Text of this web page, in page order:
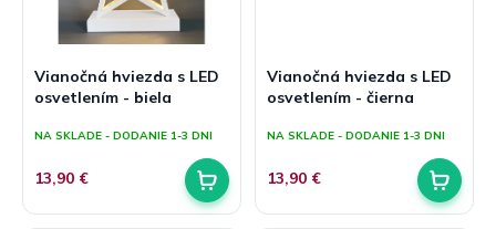
Vianočná hviezda s LED
osvetlením - biela
NA SKLADE - DODANIE 1-3 DNI
13,90 €
Vianočná hviezda s LED
osvetlením - čierna
NA SKLADE - DODANIE 1-3 DNI
13,90 €